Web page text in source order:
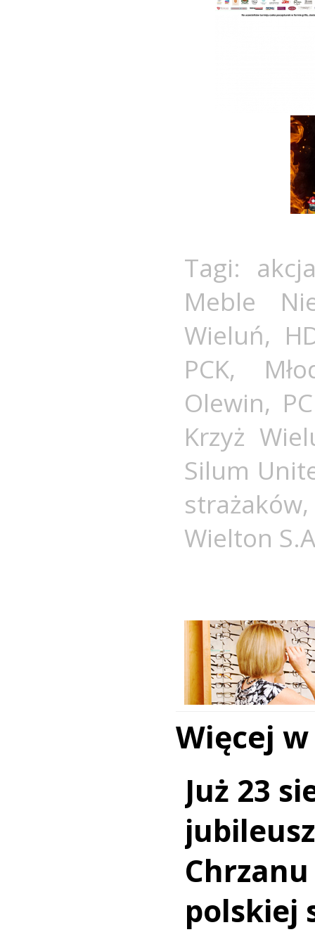
Tagi:
Meble
Wieluń,
PCK,
Olewin,
Krzyż
Silum
strażaków
Wielton
Więcej
Już 23
polskiej